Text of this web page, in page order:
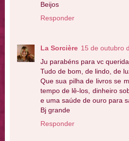
Beijos
Responder
La Sorcière 15 de outubro
Ju parabéns para vc
Tudo de bom, de lindo, de
Que sua pilha de livros se
tempo de lê-los, dinheiro
e uma saúde de ouro para
Bj grande
Responder